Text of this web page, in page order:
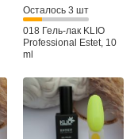
Осталось 3 шт
018 Гель-лак KLIO
Professional Estet, 10
ml